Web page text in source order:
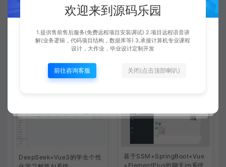
了的。有通用的调试运行文档可以参考下的。
查看详情
DeepSeek+Vue3的学生个性
基于SSM+SpringBoot+Vue
+ElementPlus的聊天im系统
欢迎来到源码乐园
1.提供售前售后服务(免费远程项目安装调试) 2.项目远程语音讲
解(业务逻辑，代码项目结构，数据库等) 3.承接计算机专业课程
设计，大作业，毕业设计定制开发
前往咨询客服 关闭(点击顶部喇叭)